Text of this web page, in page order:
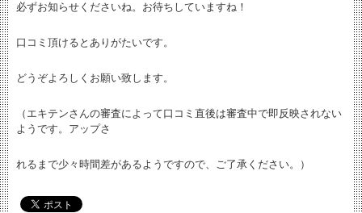
必ずお知らせくださいね。お待ちしていますね！
口コミ頂けるとありがたいです。
どうぞよろしくお願い致します。
（エキテンさんの審査によって口コミ直後は審査中で即反映されない
ようです。アップさ
れるまで少々時間差があるようですので、ご了承ください。）